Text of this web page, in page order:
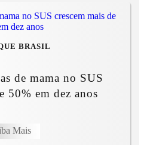
BRASIL
de mama no SUS
50% em dez anos
Mais